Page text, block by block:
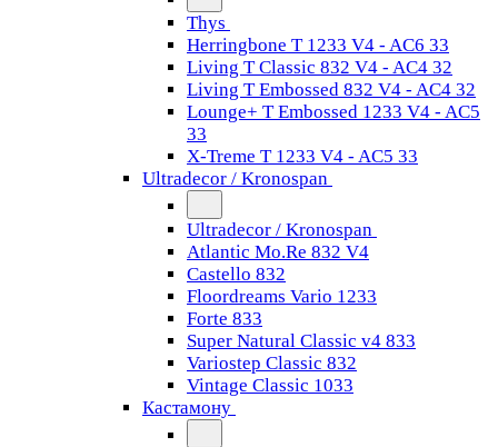
Thys
Herringbone T 1233 V4 - AC6 33
Living T Classic 832 V4 - AC4 32
Living T Embossed 832 V4 - AC4 32
Lounge+ T Embossed 1233 V4 - AC5
33
X-Treme T 1233 V4 - AC5 33
Ultradecor / Kronospan
Ultradecor / Kronospan
Atlantic Mo.Re 832 V4
Castello 832
Floordreams Vario 1233
Forte 833
Super Natural Classic v4 833
Variostep Classic 832
Vintage Classic 1033
Кастамону